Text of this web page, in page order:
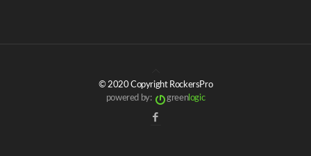
© 2020 Copyright RockersPro
powered by:
greenlogic